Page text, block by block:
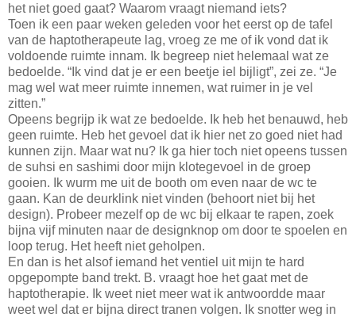
het niet goed gaat? Waarom vraagt niemand iets?
Toen ik een paar weken geleden voor het eerst op de tafel
van de haptotherapeute lag, vroeg ze me of ik vond dat ik
voldoende ruimte innam. Ik begreep niet helemaal wat ze
bedoelde. “Ik vind dat je er een beetje iel bijligt”, zei ze. “Je
mag wel wat meer ruimte innemen, wat ruimer in je vel
zitten.”
Opeens begrijp ik wat ze bedoelde. Ik heb het benauwd, heb
geen ruimte. Heb het gevoel dat ik hier net zo goed niet had
kunnen zijn. Maar wat nu? Ik ga hier toch niet opeens tussen
de suhsi en sashimi door mijn klotegevoel in de groep
gooien. Ik wurm me uit de booth om even naar de wc te
gaan. Kan de deurklink niet vinden (behoort niet bij het
design). Probeer mezelf op de wc bij elkaar te rapen, zoek
bijna vijf minuten naar de designknop om door te spoelen en
loop terug. Het heeft niet geholpen.
En dan is het alsof iemand het ventiel uit mijn te hard
opgepompte band trekt. B. vraagt hoe het gaat met de
haptotherapie. Ik weet niet meer wat ik antwoordde maar
weet wel dat er bijna direct tranen volgen. Ik snotter weg in